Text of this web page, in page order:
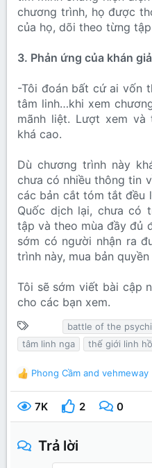
chương trình, họ được
của họ, dõi theo từng
3. Phản ứng của khán
-Tôi đoán bất cứ ai vốn
tâm linh…khi xem
mãnh liệt. Lượt xem và
khá cao.
Dù chương trình này
chưa có nhiều thông tin
các bản cắt tóm tắt đều
Quốc dịch lại, chưa có
tập và theo mùa đầy đủ
sớm có người nhận ra
trình này, mua bản
Tôi sẽ sớm viết bài cập
cho các bạn xem.
T
ừ
k
h
a
battle of the
tâm linh nga
thế giới linh
R
e
a
i
Phong Cầm and vehmeway
7K 2 0
Trả lời